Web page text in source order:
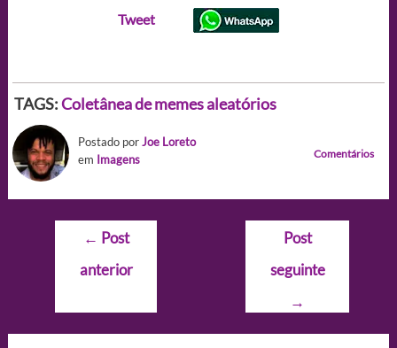
Tweet
TAGS:Coletânea de memes aleatórios
Postado porJoe Loreto
em Imagens Comentários
Navegação
Post
← Post
anterior
Post
seguinte
→